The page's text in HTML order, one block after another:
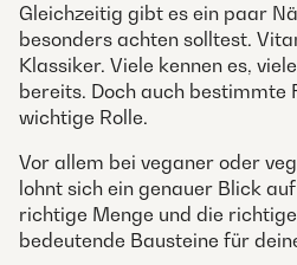
Gleichzeitig gibt es ein paar
besonders achten solltest.
Klassiker. Viele kennen es,
bereits. Doch auch bestimmte
wichtige Rolle.
Vor allem bei veganer oder
lohnt sich ein genauer Blick
richtige Menge und die
bedeutende Bausteine für